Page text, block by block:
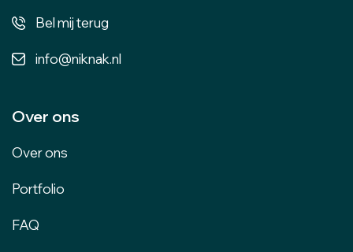
Bel mij terug
info@niknak.nl
Over ons
Over ons
Portfolio
FAQ